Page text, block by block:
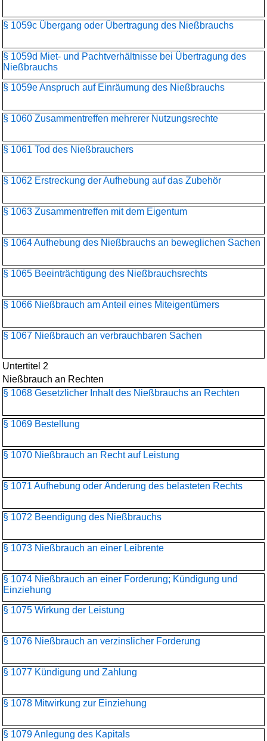
§ 1059c Übergang oder Übertragung des Nießbrauchs
§ 1059d Miet- und Pachtverhältnisse bei Übertragung des
Nießbrauchs
§ 1059e Anspruch auf Einräumung des Nießbrauchs
§ 1060 Zusammentreffen mehrerer Nutzungsrechte
§ 1061 Tod des Nießbrauchers
§ 1062 Erstreckung der Aufhebung auf das Zubehör
§ 1063 Zusammentreffen mit dem Eigentum
§ 1064 Aufhebung des Nießbrauchs an beweglichen Sachen
§ 1065 Beeinträchtigung des Nießbrauchsrechts
§ 1066 Nießbrauch am Anteil eines Miteigentümers
§ 1067 Nießbrauch an verbrauchbaren Sachen
Untertitel 2
Nießbrauch an Rechten
§ 1068 Gesetzlicher Inhalt des Nießbrauchs an Rechten
§ 1069 Bestellung
§ 1070 Nießbrauch an Recht auf Leistung
§ 1071 Aufhebung oder Änderung des belasteten Rechts
§ 1072 Beendigung des Nießbrauchs
§ 1073 Nießbrauch an einer Leibrente
§ 1074 Nießbrauch an einer Forderung; Kündigung und
Einziehung
§ 1075 Wirkung der Leistung
§ 1076 Nießbrauch an verzinslicher Forderung
§ 1077 Kündigung und Zahlung
§ 1078 Mitwirkung zur Einziehung
§ 1079 Anlegung des Kapitals